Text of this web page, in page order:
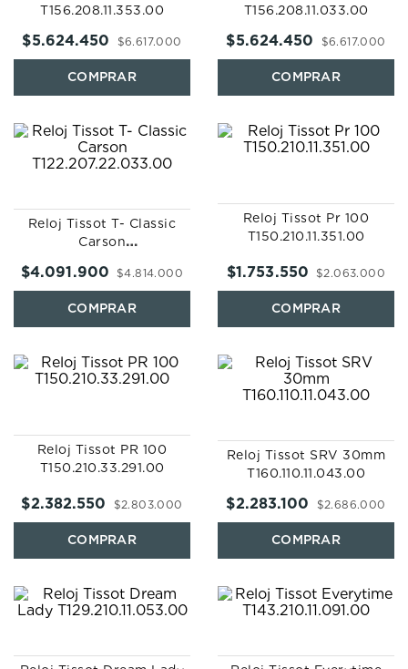
T156.208.11.353.00
$6.617.000
$5.624.450
T156.208.11.033.00
$6.617.000
$5.624.450
Reloj Tissot T- Classic
Carson
$4.814.000
$4.091.900
Reloj Tissot Pr 100
T150.210.11.351.00
$2.063.000
$1.753.550
Reloj Tissot PR 100
T150.210.33.291.00
$2.803.000
$2.382.550
Reloj Tissot SRV 30mm
T160.110.11.043.00
$2.686.000
$2.283.100